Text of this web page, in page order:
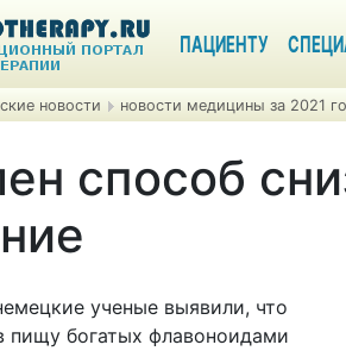
ПАЦИЕНТУ
новости новости медицины за 2021
способ
ученые выявили, что
пищу богатых флавоноидами